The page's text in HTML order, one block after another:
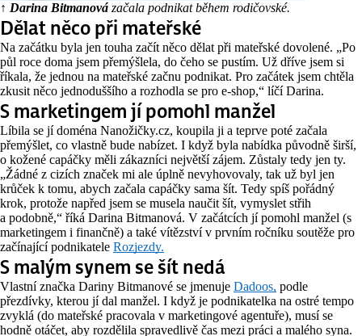
↑ Darina Bitmanová začala podnikat během rodičovské.
Dělat něco při mateřské
Na začátku byla jen touha začít něco dělat při mateřské dovolené. „Po
půl roce doma jsem přemýšlela, do čeho se pustím. Už dříve jsem si
říkala, že jednou na mateřské začnu podnikat. Pro začátek jsem chtěla
zkusit něco jednoduššího a rozhodla se pro e-shop,“ líčí Darina.
S marketingem jí pomohl manžel
Líbila se jí doména Nanožičky.cz, koupila ji a teprve poté začala
přemýšlet, co vlastně bude nabízet. I když byla nabídka původně širší,
o kožené capáčky měli zákazníci největší zájem. Zůstaly tedy jen ty.
„Žádné z cizích značek mi ale úplně nevyhovovaly, tak už byl jen
krůček k tomu, abych začala capáčky sama šít. Tedy spíš pořádný
krok, protože napřed jsem se musela naučit šít, vymyslet střih
a podobně,“ říká Darina Bitmanová. V začátcích jí pomohl manžel (s
marketingem i finančně) a také vítězství v prvním ročníku soutěže pro
začínající podnikatele Rozjezdy.
S malým synem se šít nedá
Vlastní značka Dariny Bitmanové se jmenuje Dadoos, podle
přezdívky, kterou jí dal manžel. I když je podnikatelka na ostré tempo
zvyklá (do mateřské pracovala v marketingové agentuře), musí se
hodně otáčet, aby rozdělila spravedlivě čas mezi práci a malého syna.